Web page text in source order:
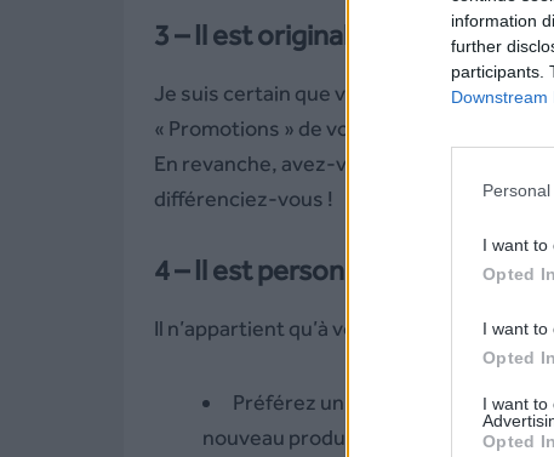
information
further
participants.
Downstream
I want to
Opted In
I want to
Opted In
I want to
Opted In
3 – Il est original
Je suis certain que vous croulez sous les
« Promotions » de votre adresse mail. Là
En revanche, avez-vous souvent des
différenciez-vous !
4 – Il est personnalisable
Il n’appartient qu’à vous de créer votre
Préférez un message simple et
nouveau produit.